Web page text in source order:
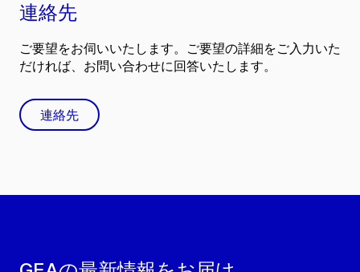
連絡先
ご要望をお伺いいたします。ご要望の詳細をご入力いた
だければ、お問い合わせに回答いたします。
連絡先